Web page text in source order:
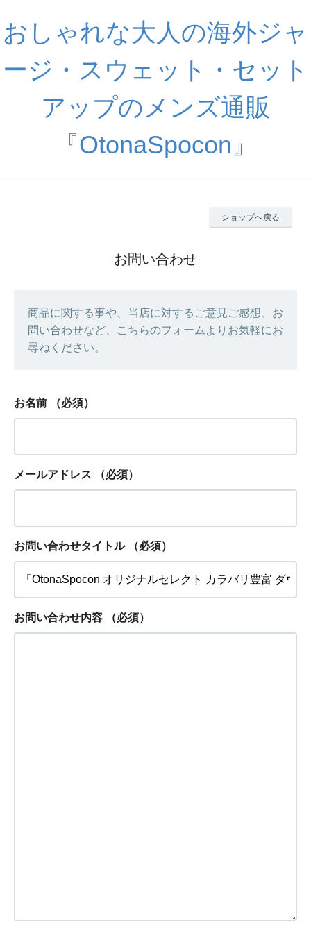
おしゃれな大人の海外ジャ
ージ・スウェット・セット
アップのメンズ通販
『OtonaSpocon』
ショップへ戻る
お問い合わせ
商品に関する事や、当店に対するご意見ご感想、お
問い合わせなど、こちらのフォームよりお気軽にお
尋ねください。
お名前 （必須）
メールアドレス （必須）
お問い合わせタイトル （必須）
お問い合わせ内容 （必須）